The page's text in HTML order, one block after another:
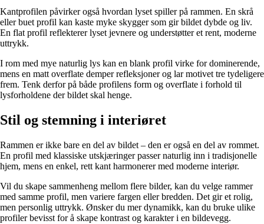
Kantprofilen påvirker også hvordan lyset spiller på rammen. En skrå
eller buet profil kan kaste myke skygger som gir bildet dybde og liv.
En flat profil reflekterer lyset jevnere og understøtter et rent, moderne
uttrykk.
I rom med mye naturlig lys kan en blank profil virke for dominerende,
mens en matt overflate demper refleksjoner og lar motivet tre tydeligere
frem. Tenk derfor på både profilens form og overflate i forhold til
lysforholdene der bildet skal henge.
Stil og stemning i interiøret
Rammen er ikke bare en del av bildet – den er også en del av rommet.
En profil med klassiske utskjæringer passer naturlig inn i tradisjonelle
hjem, mens en enkel, rett kant harmonerer med moderne interiør.
Vil du skape sammenheng mellom flere bilder, kan du velge rammer
med samme profil, men variere fargen eller bredden. Det gir et rolig,
men personlig uttrykk. Ønsker du mer dynamikk, kan du bruke ulike
profiler bevisst for å skape kontrast og karakter i en bildevegg.